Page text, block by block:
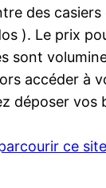
des
). Le prix
sont
accéder à
déposer
ce site